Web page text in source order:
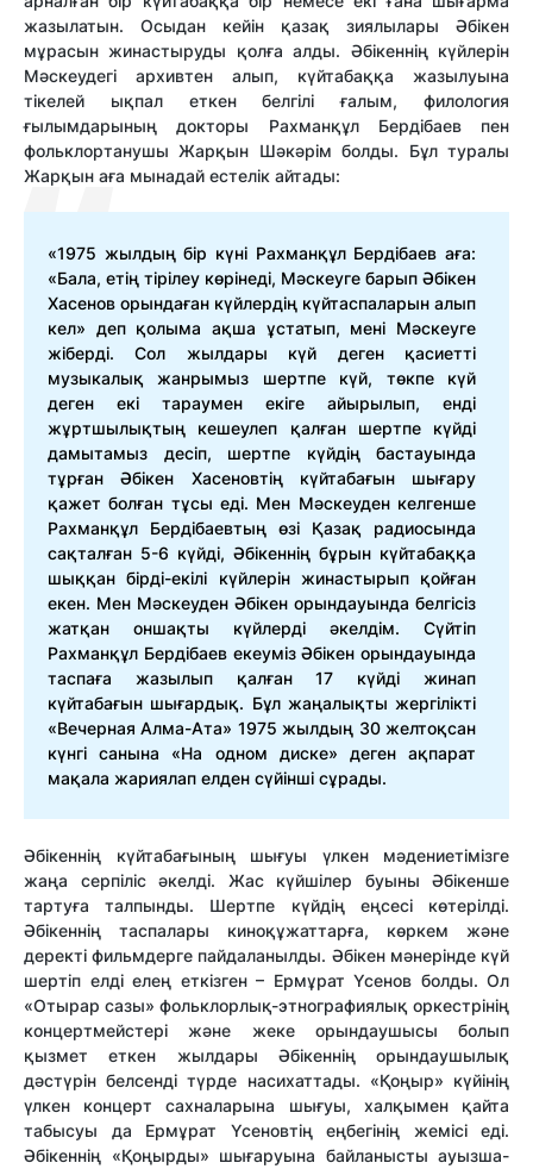
жазылатын. Осыдан кейін қазақ зиялылары Әбікен
мұрасын жинастыруды қолға алды. Әбікеннің күйлерін
Мәскеудегі архивтен алып, күйтабаққа жазылуына
тікелей ықпал еткен белгілі ғалым, филология
ғылымдарының докторы Рахманқұл Бердібаев пен
фольклортанушы Жарқын Шәкәрім болды. Бұл туралы
Жарқын аға мынадай естелік айтады:
«1975 жылдың бір күні Рахманқұл Бердібаев аға:
«Бала, етің тірілеу көрінеді, Мәскеуге барып Әбікен
Хасенов орындаған күйлердің күйтаспаларын алып
кел» деп қолыма ақша ұстатып, мені Мәскеуге
жіберді. Сол жылдары күй деген қасиетті
музыкалық жанрымыз шертпе күй, төкпе күй
деген екі тараумен екіге айырылып, енді
жұртшылықтың кешеулеп қалған шертпе күйді
дамытамыз десіп, шертпе күйдің бастауында
тұрған Әбікен Хасеновтің күйтабағын шығару
қажет болған тұсы еді. Мен Мәскеуден келгенше
Рахманқұл Бердібаевтың өзі Қазақ радиосында
сақталған 5-6 күйді, Әбікеннің бұрын күйтабаққа
шыққан бірді-екілі күйлерін жинастырып қойған
екен. Мен Мәскеуден Әбікен орындауында белгісіз
жатқан оншақты күйлерді әкелдім. Сүйтіп
Рахманқұл Бердібаев екеуміз Әбікен орындауында
таспаға жазылып қалған 17 күйді жинап
күйтабағын шығардық. Бұл жаңалықты жергілікті
«Вечерная Алма-Ата» 1975 жылдың 30 желтоқсан
күнгі санына «На одном диске» деген ақпарат
мақала жариялап елден сүйінші сұрады.
Әбікеннің күйтабағының шығуы үлкен мәдениетімізге
жаңа серпіліс әкелді. Жас күйшілер буыны Әбікенше
тартуға талпынды. Шертпе күйдің еңсесі көтерілді.
Әбікеннің таспалары киноқұжаттарға, көркем және
деректі фильмдерге пайдаланылды. Әбікен мәнерінде күй
шертіп елді елең еткізген – Ермұрат Үсенов болды. Ол
«Отырар сазы» фольклорлық-этнографиялық оркестрінің
концертмейстері және жеке орындаушысы болып
қызмет еткен жылдары Әбікеннің орындаушылық
дәстүрін белсенді түрде насихаттады. «Қоңыр» күйінің
үлкен концерт сахналарына шығуы, халқымен қайта
табысуы да Ермұрат Үсеновтің еңбегінің жемісі еді.
Әбікеннің «Қоңырды» шығаруына байланысты ауызша-